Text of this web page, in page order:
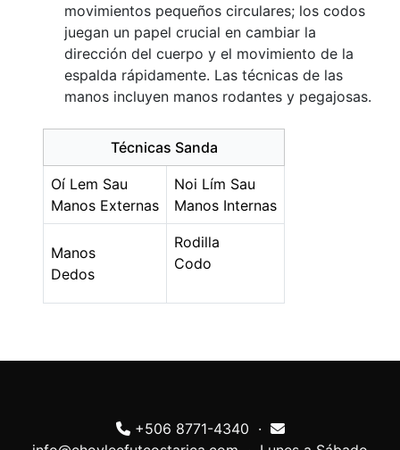
movimientos pequeños circulares; los codos
juegan un papel crucial en cambiar la
dirección del cuerpo y el movimiento de la
espalda rápidamente. Las técnicas de las
manos incluyen manos rodantes y pegajosas.
Técnicas Sanda
Oí Lem Sau
Manos Externas
Noi Lím Sau
Manos Internas
Manos
Dedos
Rodilla
Codo
+506 8771-4340 ·